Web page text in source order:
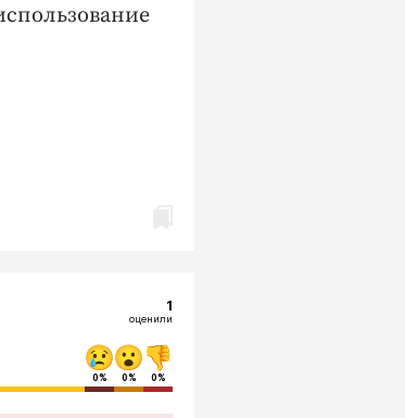
1
оценили
0% 0% 0%